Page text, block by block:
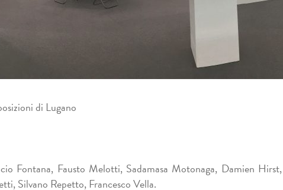
di Lugano
Fontana, Fausto Melotti, Sadamasa Motonaga, Damien
Silvano Repetto, Francesco Vella.